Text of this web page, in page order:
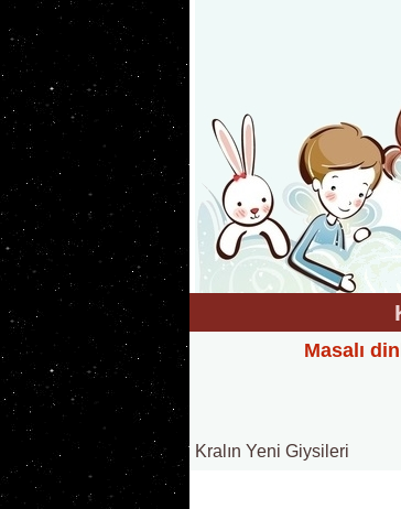
Masalı
Kralın Yeni Giysileri